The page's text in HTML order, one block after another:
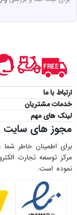
ارتباط با ما
خدمات مشتریان
لینک های مهم
مجوز های سایت
برای اطمینان خاطر شما
مركز توسعه تجارت
نموده است.